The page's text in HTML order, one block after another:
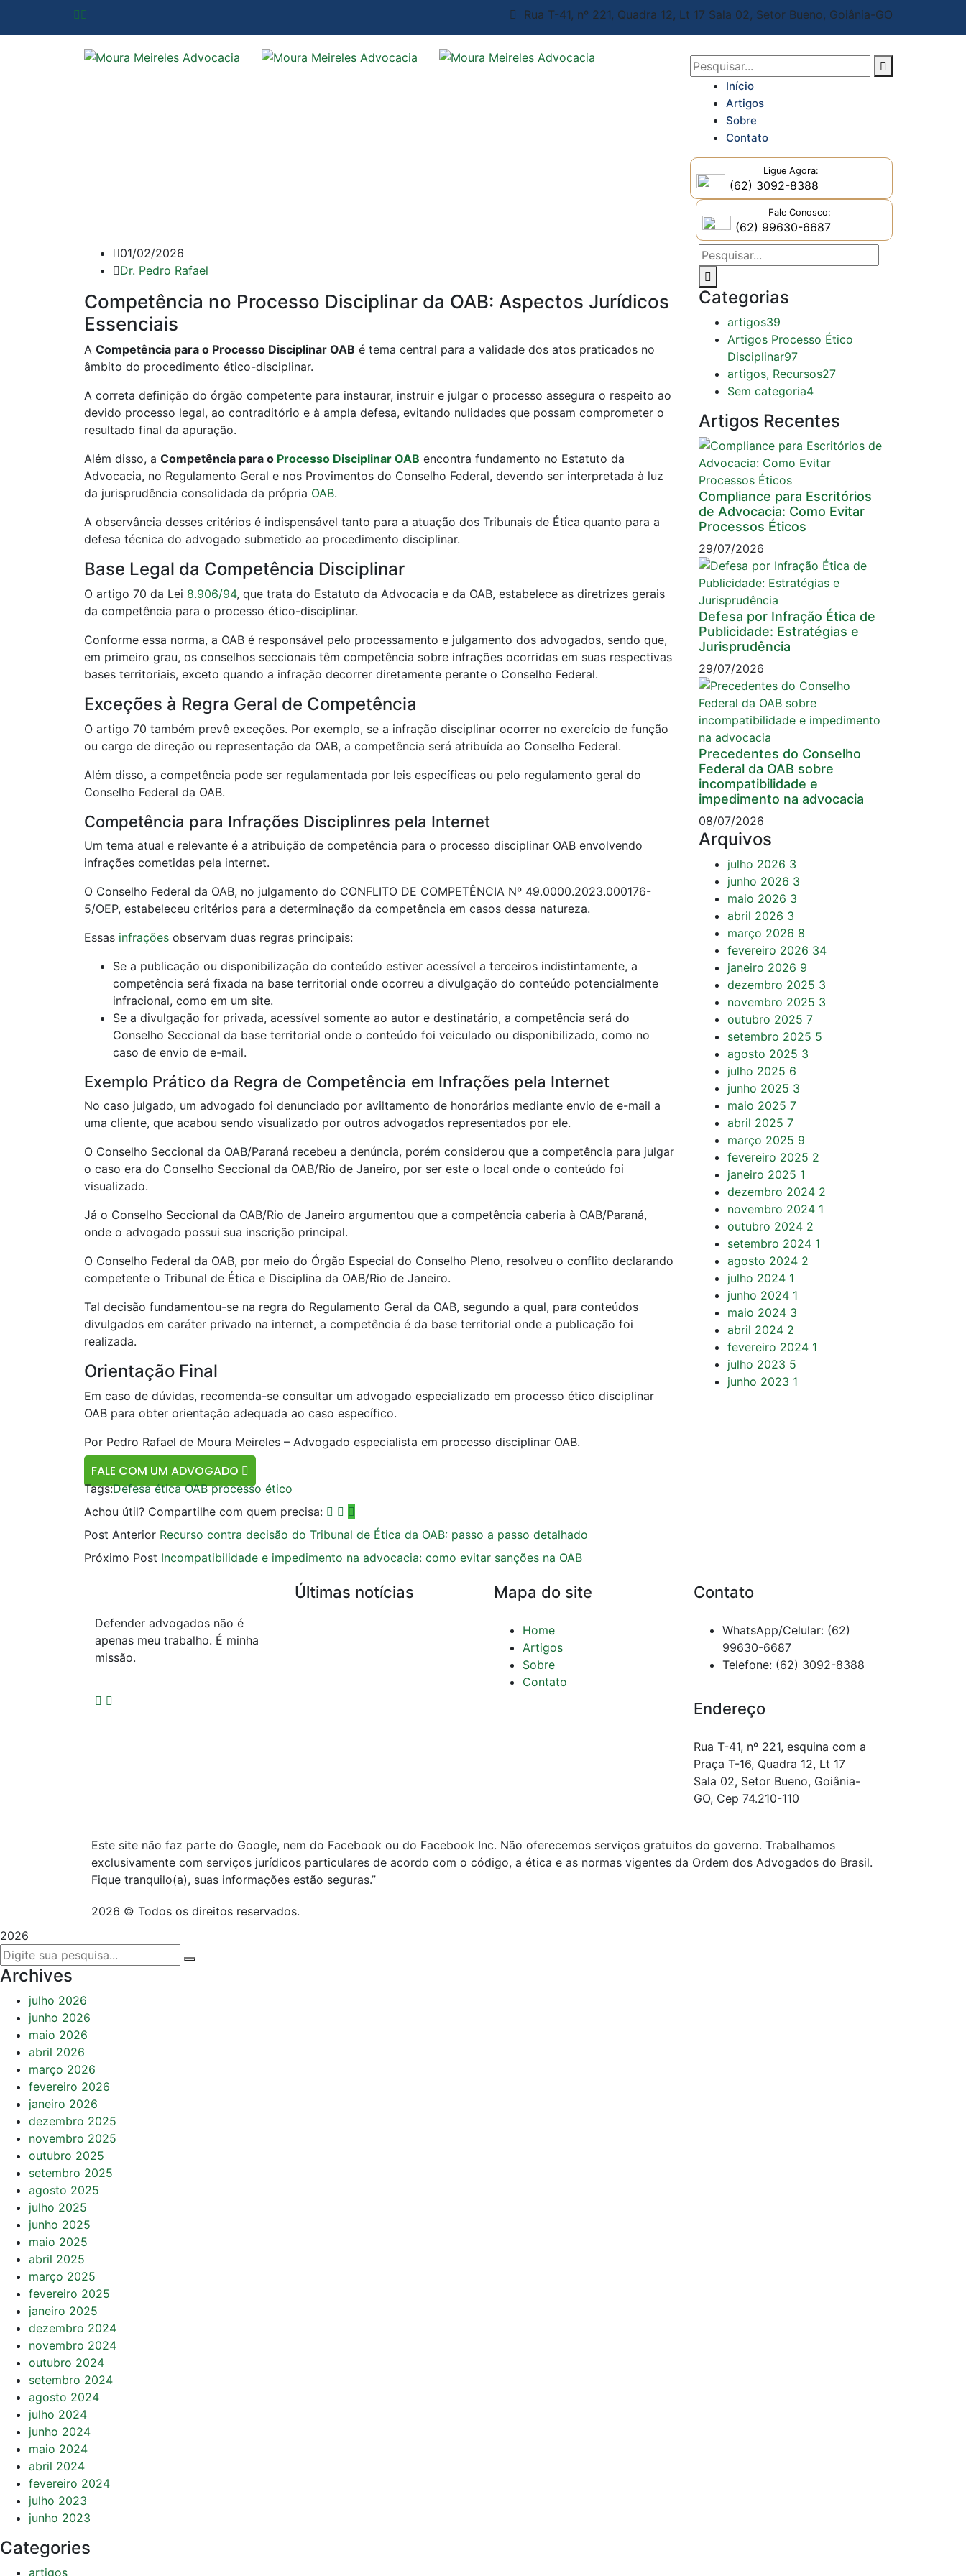
Rua T-41, nº 221, Quadra 12, Lt 17 Sala 02, Setor Bueno, Goiânia-GO
Início
Artigos
Sobre
Contato
Ligue Agora:
(62) 3092-8388
Fale Conosco:
(62) 99630-6687
01/02/2026
Dr. Pedro Rafael
Competência no Processo Disciplinar da OAB: Aspectos Jurídicos
Essenciais
A Competência para o Processo Disciplinar OAB é tema central para a validade dos atos praticados no
âmbito do procedimento ético-disciplinar.
A correta definição do órgão competente para instaurar, instruir e julgar o processo assegura o respeito ao
devido processo legal, ao contraditório e à ampla defesa, evitando nulidades que possam comprometer o
resultado final da apuração.
Além disso, a Competência para o Processo Disciplinar OAB encontra fundamento no Estatuto da
Advocacia, no Regulamento Geral e nos Provimentos do Conselho Federal, devendo ser interpretada à luz
da jurisprudência consolidada da própria OAB.
A observância desses critérios é indispensável tanto para a atuação dos Tribunais de Ética quanto para a
defesa técnica do advogado submetido ao procedimento disciplinar.
Base Legal da Competência Disciplinar
O artigo 70 da Lei 8.906/94, que trata do Estatuto da Advocacia e da OAB, estabelece as diretrizes gerais
da competência para o processo ético-disciplinar.
Conforme essa norma, a OAB é responsável pelo processamento e julgamento dos advogados, sendo que,
em primeiro grau, os conselhos seccionais têm competência sobre infrações ocorridas em suas respectivas
bases territoriais, exceto quando a infração decorrer diretamente perante o Conselho Federal.
Exceções à Regra Geral de Competência
O artigo 70 também prevê exceções. Por exemplo, se a infração disciplinar ocorrer no exercício de função
ou cargo de direção ou representação da OAB, a competência será atribuída ao Conselho Federal.
Além disso, a competência pode ser regulamentada por leis específicas ou pelo regulamento geral do
Conselho Federal da OAB.
Competência para Infrações Disciplinres pela Internet
Um tema atual e relevante é a atribuição de competência para o processo disciplinar OAB envolvendo
infrações cometidas pela internet.
O Conselho Federal da OAB, no julgamento do CONFLITO DE COMPETÊNCIA Nº 49.0000.2023.000176-
5/OEP, estabeleceu critérios para a determinação da competência em casos dessa natureza.
Essas infrações observam duas regras principais:
Se a publicação ou disponibilização do conteúdo estiver acessível a terceiros indistintamente, a
competência será fixada na base territorial onde ocorreu a divulgação do conteúdo potencialmente
infracional, como em um site.
Se a divulgação for privada, acessível somente ao autor e destinatário, a competência será do
Conselho Seccional da base territorial onde o conteúdo foi veiculado ou disponibilizado, como no
caso de envio de e-mail.
Exemplo Prático da Regra de Competência em Infrações pela Internet
No caso julgado, um advogado foi denunciado por aviltamento de honorários mediante envio de e-mail a
uma cliente, que acabou sendo visualizado por outros advogados representados por ele.
O Conselho Seccional da OAB/Paraná recebeu a denúncia, porém considerou que a competência para julgar
o caso era do Conselho Seccional da OAB/Rio de Janeiro, por ser este o local onde o conteúdo foi
visualizado.
Já o Conselho Seccional da OAB/Rio de Janeiro argumentou que a competência caberia à OAB/Paraná,
onde o advogado possui sua inscrição principal.
O Conselho Federal da OAB, por meio do Órgão Especial do Conselho Pleno, resolveu o conflito declarando
competente o Tribunal de Ética e Disciplina da OAB/Rio de Janeiro.
Tal decisão fundamentou-se na regra do Regulamento Geral da OAB, segundo a qual, para conteúdos
divulgados em caráter privado na internet, a competência é da base territorial onde a publicação foi
realizada.
Orientação Final
Em caso de dúvidas, recomenda-se consultar um advogado especializado em processo ético disciplinar
OAB para obter orientação adequada ao caso específico.
Por Pedro Rafael de Moura Meireles – Advogado especialista em processo disciplinar OAB.
FALE COM UM ADVOGADO
Tags:Defesa ética OAB processo ético
Achou útil? Compartilhe com quem precisa:
Post Anterior Recurso contra decisão do Tribunal de Ética da OAB: passo a passo detalhado
Próximo Post Incompatibilidade e impedimento na advocacia: como evitar sanções na OAB
Categorias
artigos39
Artigos Processo Ético
Disciplinar97
artigos, Recursos27
Sem categoria4
Artigos Recentes
Compliance para Escritórios
de Advocacia: Como Evitar
Processos Éticos
29/07/2026
Defesa por Infração Ética de
Publicidade: Estratégias e
Jurisprudência
29/07/2026
Precedentes do Conselho
Federal da OAB sobre
incompatibilidade e
impedimento na advocacia
08/07/2026
Arquivos
julho 2026 3
junho 2026 3
maio 2026 3
abril 2026 3
março 2026 8
fevereiro 2026 34
janeiro 2026 9
dezembro 2025 3
novembro 2025 3
outubro 2025 7
setembro 2025 5
agosto 2025 3
julho 2025 6
junho 2025 3
maio 2025 7
abril 2025 7
março 2025 9
fevereiro 2025 2
janeiro 2025 1
dezembro 2024 2
novembro 2024 1
outubro 2024 2
setembro 2024 1
agosto 2024 2
julho 2024 1
junho 2024 1
maio 2024 3
abril 2024 2
fevereiro 2024 1
julho 2023 5
junho 2023 1
Defender advogados não é
apenas meu trabalho. É minha
missão.
Últimas notícias Mapa do site
Home
Artigos
Sobre
Contato
Contato
WhatsApp/Celular: (62)
99630-6687
Telefone: (62) 3092-8388
Endereço
Rua T-41, nº 221, esquina com a
Praça T-16, Quadra 12, Lt 17
Sala 02, Setor Bueno, Goiânia-
GO, Cep 74.210-110
Este site não faz parte do Google, nem do Facebook ou do Facebook Inc. Não oferecemos serviços gratuitos do governo. Trabalhamos
exclusivamente com serviços jurídicos particulares de acordo com o código, a ética e as normas vigentes da Ordem dos Advogados do Brasil.
Fique tranquilo(a), suas informações estão seguras.”
2026 © Todos os direitos reservados.
2026
Archives
julho 2026
junho 2026
maio 2026
abril 2026
março 2026
fevereiro 2026
janeiro 2026
dezembro 2025
novembro 2025
outubro 2025
setembro 2025
agosto 2025
julho 2025
junho 2025
maio 2025
abril 2025
março 2025
fevereiro 2025
janeiro 2025
dezembro 2024
novembro 2024
outubro 2024
setembro 2024
agosto 2024
julho 2024
junho 2024
maio 2024
abril 2024
fevereiro 2024
julho 2023
junho 2023
Categories
artigos